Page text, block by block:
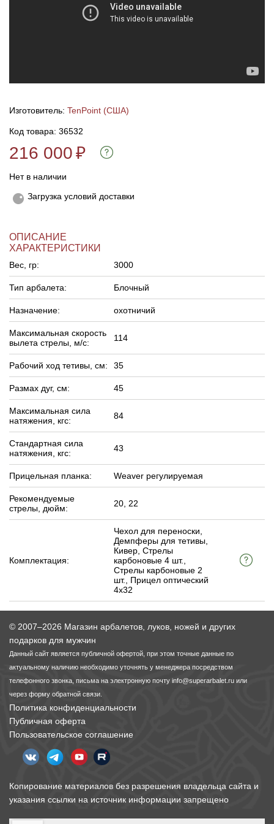
Изготовитель: TenPoint (США)
Код товара: 36532
216 000₽
Нет в наличии
Загрузка условий доставки
ОПИСАНИЕ
ХАРАКТЕРИСТИКИ
Вес, гр: 3000
Тип арбалета: Блочный
Назначение: охотничий
Максимальная скорость
вылета стрелы, м/c:
114
Рабочий ход тетивы, см: 35
Размах дуг, см: 45
Максимальная сила
натяжения, кгс:
84
Стандартная сила
натяжения, кгс:
43
Прицельная планка: Weaver регулируемая
Рекомендуемые
стрелы, дюйм:
20, 22
Комплектация:
Чехол для переноски,
Демпферы для тетивы,
Кивер, Стрелы
карбоновые 4 шт.,
Стрелы карбоновые 2
шт., Прицел оптический
4х32
© 2007–2026 Магазин арбалетов, луков, ножей и других
подарков для мужчин
Данный сайт является публичной офертой, при этом точные данные по
актуальному наличию необходимо уточнять у менеджера посредством
телефонного звонка, письма на электронную почту info@superarbalet.ru или
через форму обратной связи.
Политика конфиденциальности
Публичная оферта
Пользовательское соглашение
Копирование материалов без разрешения владельца сайта и
указания ссылки на источник информации запрещено
Киссеры для лука